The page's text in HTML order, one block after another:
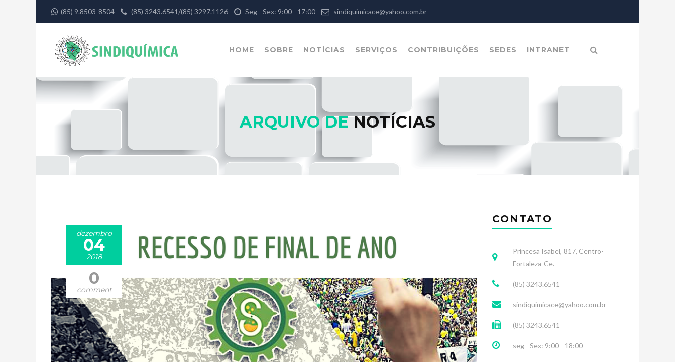
(85) 9.8503-8504 (85) 3243.6541/(85) 3297.1126 Seg - Sex: 9:00 - 17:00 sindiquimicace@yahoo.com.br
HOME SOBRE NOTÍCIAS SERVIÇOS CONTRIBUIÇÕES SEDES INTRANET
ARQUIVO DENOTÍCIAS
dezembro
04
2018
0
comment
CONTATO
Princesa Isabel, 817, Centro-
Fortaleza-Ce.
(85) 3243.6541
sindiquimicace@yahoo.com.br
(85) 3243.6541
seg - Sex: 9:00 - 18:00